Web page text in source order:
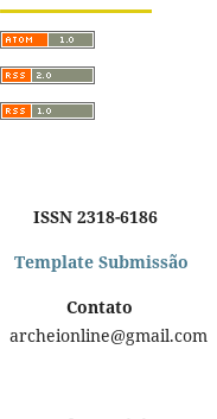
ISSN 2318-6186
Template Submissão
Contato
archeionline@gmail.com